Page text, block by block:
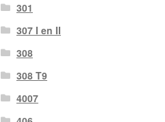
301
307 I en II
308
308 T9
4007